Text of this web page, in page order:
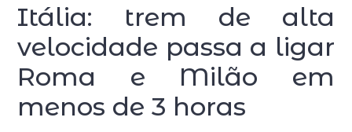
Itália: trem de alta
velocidade passa a ligar
Roma e Milão em
menos de 3 horas